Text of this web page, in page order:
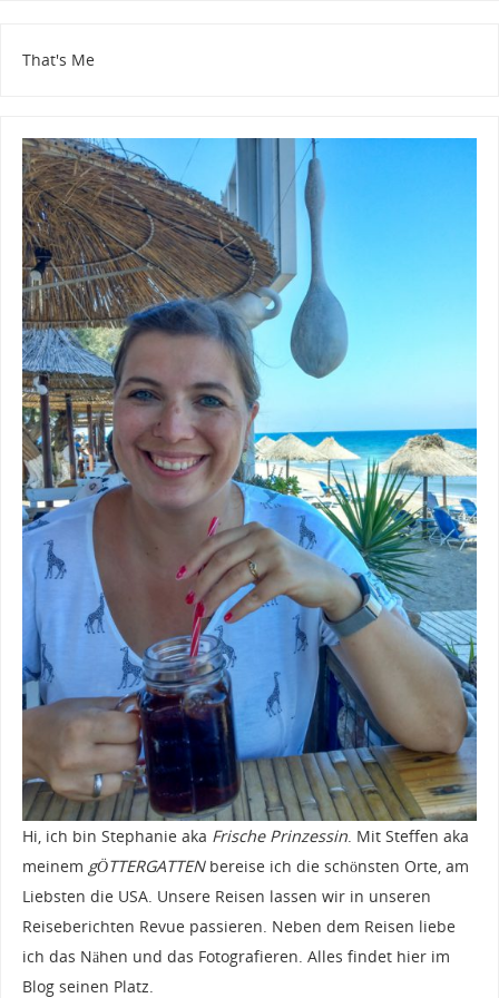
That's Me
Hi, ich bin Stephanie aka Frische Prinzessin. Mit Steffen aka
meinem gÖTTERGATTENbereise ich die schönsten Orte, am
Liebsten die USA. Unsere Reisen lassen wir in unseren
Reiseberichten Revue passieren. Neben dem Reisen liebe
ich das Nähen und das Fotografieren. Alles findet hier im
Blog seinen Platz.